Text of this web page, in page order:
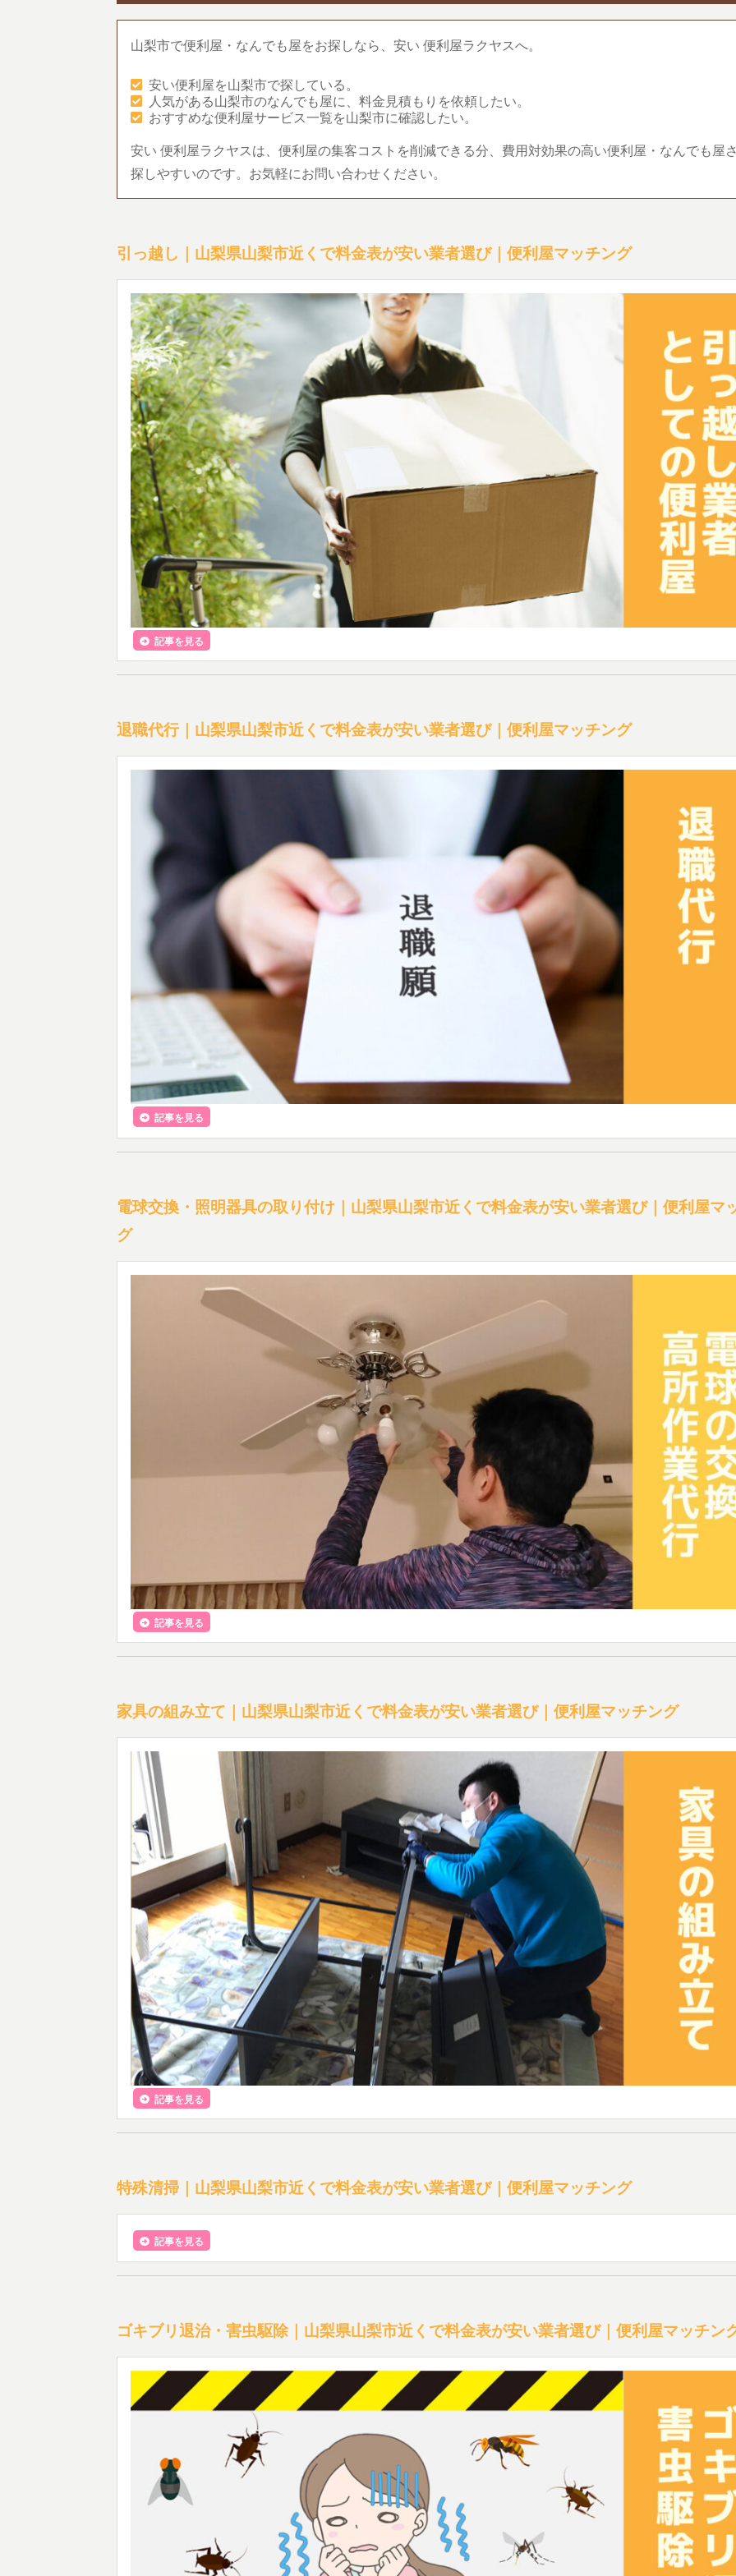
山梨市で便利屋・なんでも屋をお探しなら、安い 便利屋ラクヤスへ。
安い便利屋を山梨市で探している。
人気がある山梨市のなんでも屋に、料金見積もりを依頼したい。
おすすめな便利屋サービス一覧を山梨市に確認したい。
安い 便利屋ラクヤスは、便利屋の集客コストを削減できる分、費用対効果の高い便利屋・なんでも屋
探しやすいのです。お気軽にお問い合わせください。
引っ越し｜山梨県山梨市近くで料金表が安い業者選び｜便利屋マッチング
記事を見る
退職代行｜山梨県山梨市近くで料金表が安い業者選び｜便利屋マッチング
記事を見る
電球交換・照明器具の取り付け｜山梨県山梨市近くで料金表が安い業者選び｜便利屋マ
グ
記事を見る
家具の組み立て｜山梨県山梨市近くで料金表が安い業者選び｜便利屋マッチング
記事を見る
特殊清掃｜山梨県山梨市近くで料金表が安い業者選び｜便利屋マッチング
記事を見る
ゴキブリ退治・害虫駆除｜山梨県山梨市近くで料金表が安い業者選び｜便利屋マッチン